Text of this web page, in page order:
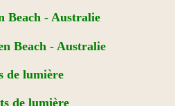
Beach - Australie
de lumière